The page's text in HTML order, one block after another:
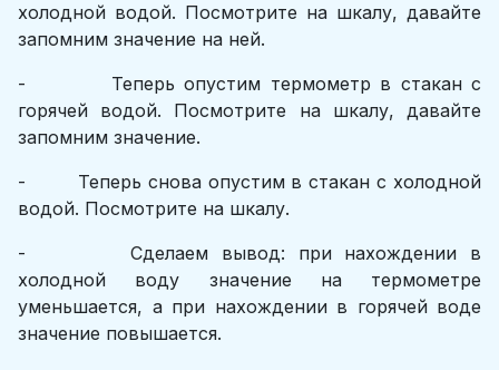
холодной водой. Посмотрите на шкалу, давайте
запомним значение на ней.
- Теперь опустим термометр в стакан с
горячей водой. Посмотрите на шкалу, давайте
запомним значение.
- Теперь снова опустим в стакан с холодной
водой. Посмотрите на шкалу.
- Сделаем вывод: при нахождении в
холодной воду значение на термометре
уменьшается, а при нахождении в горячей воде
значение повышается.